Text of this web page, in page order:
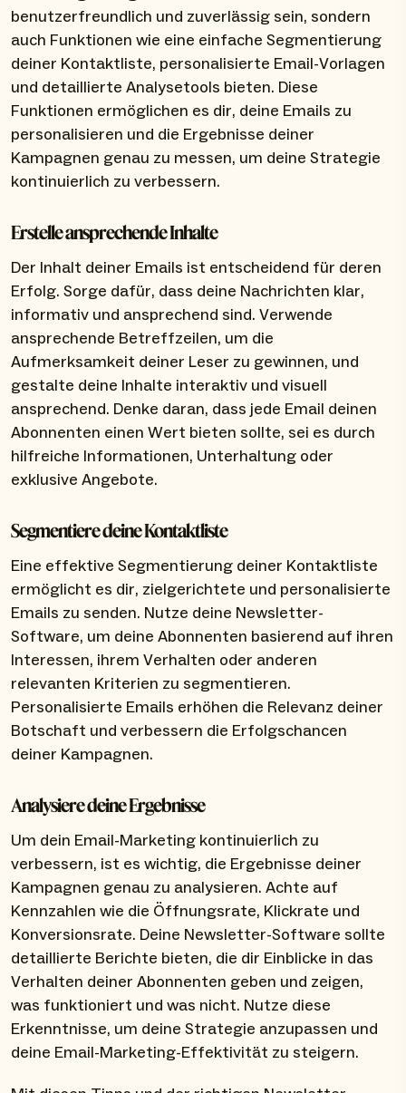
benutzerfreundlich und zuverlässig sein, sondern
auch Funktionen wie eine einfache Segmentierung
deiner Kontaktliste, personalisierte Email-Vorlagen
und detaillierte Analysetools bieten. Diese
Funktionen ermöglichen es dir, deine Emails zu
personalisieren und die Ergebnisse deiner
Kampagnen genau zu messen, um deine Strategie
kontinuierlich zu verbessern.
Erstelle ansprechende Inhalte
Der Inhalt deiner Emails ist entscheidend für deren
Erfolg. Sorge dafür, dass deine Nachrichten klar,
informativ und ansprechend sind. Verwende
ansprechende Betreffzeilen, um die
Aufmerksamkeit deiner Leser zu gewinnen, und
gestalte deine Inhalte interaktiv und visuell
ansprechend. Denke daran, dass jede Email deinen
Abonnenten einen Wert bieten sollte, sei es durch
hilfreiche Informationen, Unterhaltung oder
exklusive Angebote.
Segmentiere deine Kontaktliste
Eine effektive Segmentierung deiner Kontaktliste
ermöglicht es dir, zielgerichtete und personalisierte
Emails zu senden. Nutze deine Newsletter-
Software, um deine Abonnenten basierend auf ihren
Interessen, ihrem Verhalten oder anderen
relevanten Kriterien zu segmentieren.
Personalisierte Emails erhöhen die Relevanz deiner
Botschaft und verbessern die Erfolgschancen
deiner Kampagnen.
Analysiere deine Ergebnisse
Um dein Email-Marketing kontinuierlich zu
verbessern, ist es wichtig, die Ergebnisse deiner
Kampagnen genau zu analysieren. Achte auf
Kennzahlen wie die Öffnungsrate, Klickrate und
Konversionsrate. Deine Newsletter-Software sollte
detaillierte Berichte bieten, die dir Einblicke in das
Verhalten deiner Abonnenten geben und zeigen,
was funktioniert und was nicht. Nutze diese
Erkenntnisse, um deine Strategie anzupassen und
deine Email-Marketing-Effektivität zu steigern.